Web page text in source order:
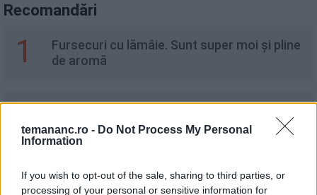
temananc.ro - Do Not Process My Personal
Information
If you wish to opt-out of the sale, sharing to third parties, or
processing of your personal or sensitive information for
Recomandări
1
Fursecuri cu lămâie. Sunt super moi și pline
de aromă
2
3
Ciorbă delicioasă de curcan cu tăiței de
casă